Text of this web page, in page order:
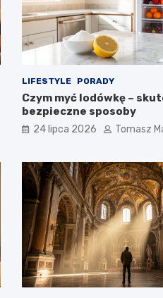
LIFESTYLE PORADY
Czym myć lodówkę –
bezpieczne sposoby
24 lipca 2026 Tomasz